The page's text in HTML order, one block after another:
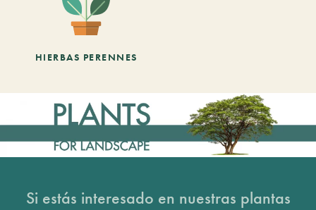
HIERBAS PERENNES
Si estás interesado en nuestras plantas